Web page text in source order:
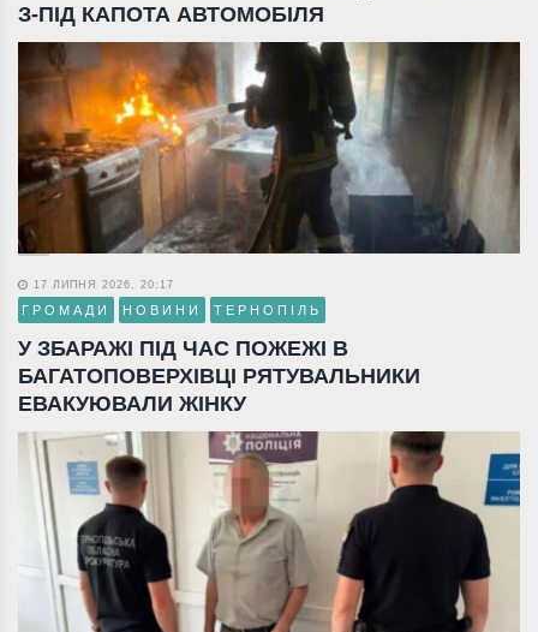
З-ПІД КАПОТА АВТОМОБІЛЯ
17 ЛИПНЯ 2026, 20:17
ГРОМАДИ НОВИНИ ТЕРНОПІЛЬ
У ЗБАРАЖІ ПІД ЧАС ПОЖЕЖІ В
БАГАТОПОВЕРХІВЦІ РЯТУВАЛЬНИКИ
ЕВАКУЮВАЛИ ЖІНКУ